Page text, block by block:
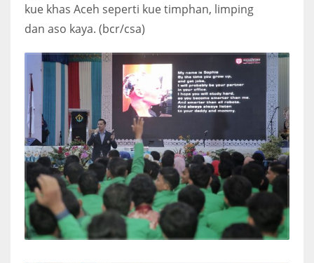
kue khas Aceh seperti kue timphan, limping
dan aso kaya. (bcr/csa)